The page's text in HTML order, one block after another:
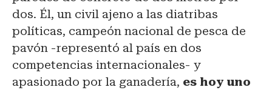
dos. Él, un civil ajeno a las diatribas
políticas, campeón nacional de pesca de
pavón -representó al país en dos
competencias internacionales- y
apasionado por la ganadería, es hoy uno